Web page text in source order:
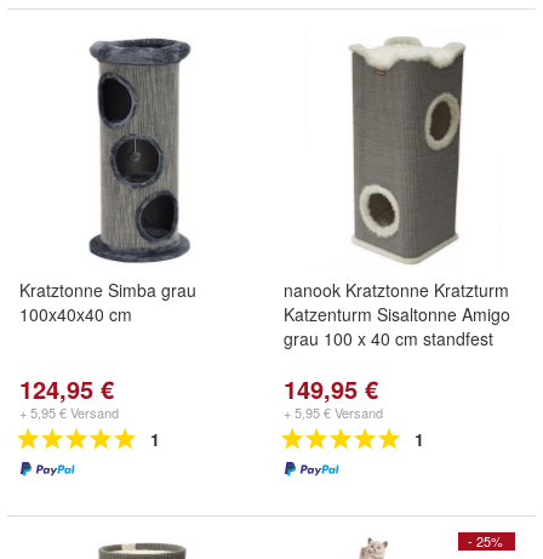
Kratztonne Simba grau
100x40x40 cm
124,95 €
+ 5,95 € Versand
1
nanook Kratztonne Kratzturm
Katzenturm Sisaltonne Amigo
grau 100 x 40 cm standfest
149,95 €
+ 5,95 € Versand
1
- 25%